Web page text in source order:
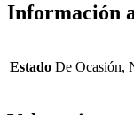
Información
Estado De Ocasión,